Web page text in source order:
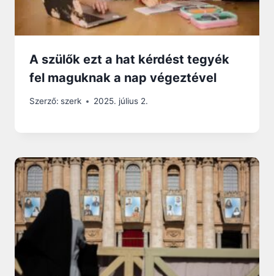
A szülők ezt a hat kérdést tegyék
fel maguknak a nap végeztével
Szerző: szerk 2025. július 2.